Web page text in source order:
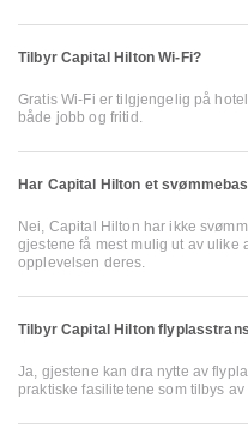
Tilbyr Capital Hilton Wi-Fi?
Gratis Wi-Fi er tilgjengelig på
både jobb og fritid.
Har Capital Hilton et
Nei, Capital Hilton har ikke
gjestene få mest mulig ut av ulike
opplevelsen deres.
Tilbyr Capital Hilton
Ja, gjestene kan dra nytte av
praktiske fasilitetene som tilbys